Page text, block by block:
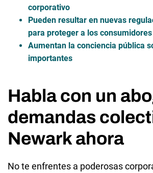
corporativo
Pueden resultar en nuevas
para proteger a los consumidores
Aumentan la conciencia pública
importantes
Habla con un
demandas
Newark ahora
No te enfrentes a poderosas